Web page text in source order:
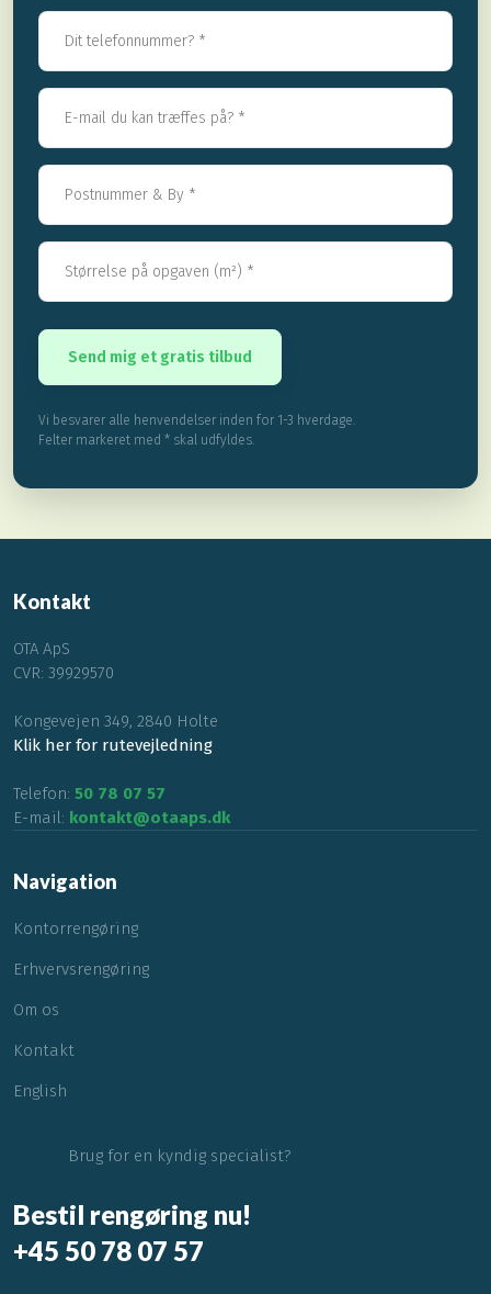
Vi besvarer alle henvendelser inden for 1-3 hverdage.
Felter markeret med * skal udfyldes.​​
Kontakt
OTA ApS​
CVR: 39929570
Kongevejen 349, 2840 Holte
Klik her for rutevejledning
Telefon: 50 78 07 57
E-mail: kontakt@otaaps.dk
Navigation​
Kontorrengøring
Erhvervsrengøring
Om os
Kontakt
English
Brug for en kyndig specialist?
Bestil rengøring nu!
+45 50 78 07 57